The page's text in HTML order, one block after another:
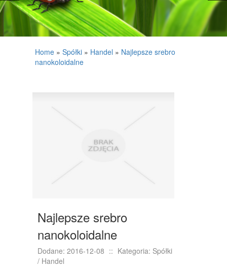
WYKOŃCZENIA
PROJEKTOWANIE
MATERIAŁY BUDOWLANE
NIERUCHOMOŚCI, DZIAŁKI
KURSY JĘZYKOWE
KURSY I SZKOLENIA
TŁUMACZENIA
Home » Spółki » Handel » Najlepsze srebro
nanokoloidalne
Najlepsze srebro
nanokoloidalne
Dodane: 2016-12-08 :: Kategoria: Spółki
/ Handel